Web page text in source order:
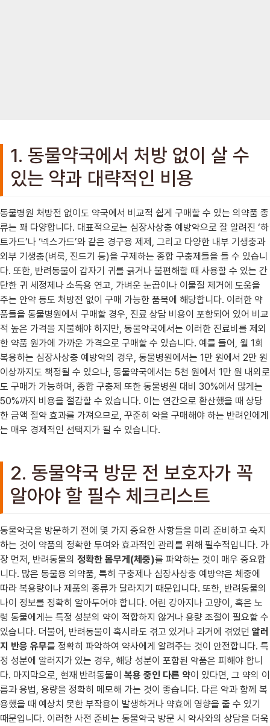
1. 동물약국에서 처방 없이 살 수
있는 약과 대략적인 비용
동물병원 처방전 없이도 약국에서 비교적 쉽게 구매할 수 있는 의약품 종
류는 꽤 다양합니다. 대표적으로는 심장사상충 예방약으로 잘 알려진 ‘하
트가드’나 ‘넥스가드’와 같은 경구용 제제, 그리고 다양한 내부 기생충과
외부 기생충(벼룩, 진드기 등)을 구제하는 종합 구충제들을 들 수 있습니
다. 또한, 반려동물이 갑자기 귀를 긁거나 불편해할 때 사용할 수 있는 간
단한 귀 세정제나 소독용 연고, 가벼운 눈곱이나 이물질 제거에 도움을
주는 안약 등도 처방전 없이 구매 가능한 품목에 해당합니다. 이러한 약
품들을 동물병원에서 구매할 경우, 진료 상담 비용이 포함되어 있어 비교
적 높은 가격을 지불해야 하지만, 동물약국에서는 이러한 진료비를 제외
한 약품 원가에 가까운 가격으로 구매할 수 있습니다. 예를 들어, 월 1회
복용하는 심장사상충 예방약의 경우, 동물병원에서는 1만 원에서 2만 원
이상까지도 책정될 수 있으나, 동물약국에서는 5천 원에서 1만 원 내외로
도 구매가 가능하며, 종합 구충제 또한 동물병원 대비 30%에서 많게는
50%까지 비용을 절감할 수 있습니다. 이는 연간으로 환산했을 때 상당
한 금액 절약 효과를 가져오므로, 꾸준히 약을 구매해야 하는 반려인에게
는 매우 경제적인 선택지가 될 수 있습니다.
2. 동물약국 방문 전 보호자가 꼭
알아야 할 필수 체크리스트
동물약국을 방문하기 전에 몇 가지 중요한 사항들을 미리 준비하고 숙지
하는 것이 약품의 정확한 투여와 효과적인 관리를 위해 필수적입니다. 가
장 먼저, 반려동물의 정확한 몸무게(체중)를 파악하는 것이 매우 중요합
니다. 많은 동물용 의약품, 특히 구충제나 심장사상충 예방약은 체중에
따라 복용량이나 제품의 종류가 달라지기 때문입니다. 또한, 반려동물의
나이 정보를 정확히 알아두어야 합니다. 어린 강아지나 고양이, 혹은 노
령 동물에게는 특정 성분의 약이 적합하지 않거나 용량 조절이 필요할 수
있습니다. 더불어, 반려동물이 혹시라도 겪고 있거나 과거에 겪었던 알러
지 반응 유무를 정확히 파악하여 약사에게 알려주는 것이 안전합니다. 특
정 성분에 알러지가 있는 경우, 해당 성분이 포함된 약품은 피해야 합니
다. 마지막으로, 현재 반려동물이 복용 중인 다른 약이 있다면, 그 약의 이
름과 용법, 용량을 정확히 메모해 가는 것이 좋습니다. 다른 약과 함께 복
용했을 때 예상치 못한 부작용이 발생하거나 약효에 영향을 줄 수 있기
때문입니다. 이러한 사전 준비는 동물약국 방문 시 약사와의 상담을 더욱